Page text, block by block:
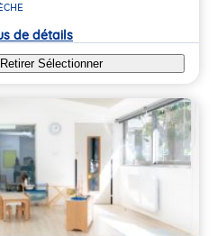
de détails
Retirer Sélectionner